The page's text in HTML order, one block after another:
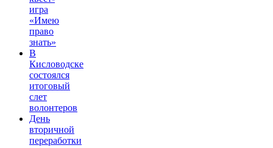
игра
«Имею
право
знать»
В
Кисловодске
состоялся
итоговый
слет
волонтеров
День
вторичной
переработки